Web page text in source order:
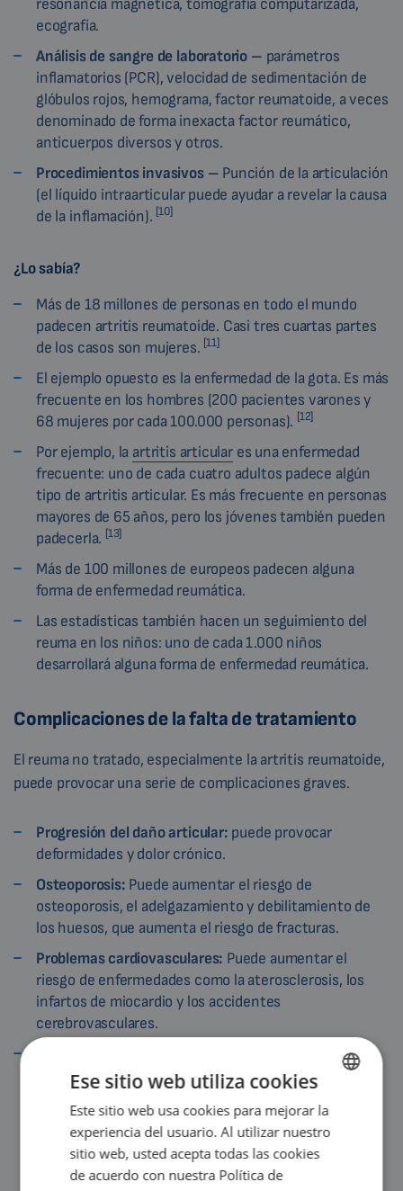
resonancia magnética, tomografía computarizada,
ecografía.
Análisis de sangre de laboratorio – parámetros
inflamatorios (PCR), velocidad de sedimentación de
glóbulos rojos, hemograma, factor reumatoide, a veces
denominado de forma inexacta factor reumático,
anticuerpos diversos y otros.
Procedimientos invasivos – Punción de la articulación
(el líquido intraarticular puede ayudar a revelar la causa
de la inflamación). [10]
¿Lo sabía?
Más de 18 millones de personas en todo el mundo
padecen artritis reumatoide. Casi tres cuartas partes
de los casos son mujeres. [11]
El ejemplo opuesto es la enfermedad de la gota. Es más
frecuente en los hombres (200 pacientes varones y
68 mujeres por cada 100.000 personas). [12]
Por ejemplo, la artritis articulares una enfermedad
frecuente: uno de cada cuatro adultos padece algún
tipo de artritis articular. Es más frecuente en personas
mayores de 65 años, pero los jóvenes también pueden
padecerla. [13]
Más de 100 millones de europeos padecen alguna
forma de enfermedad reumática.
Las estadísticas también hacen un seguimiento del
reuma en los niños: uno de cada 1.000 niños
desarrollará alguna forma de enfermedad reumática.
Complicaciones de la falta de tratamiento
El reuma no tratado, especialmente la artritis reumatoide,
puede provocar una serie de complicaciones graves.
Progresión del daño articular: puede provocar
deformidades y dolor crónico.
Osteoporosis: Puede aumentar el riesgo de
osteoporosis, el adelgazamiento y debilitamiento de
los huesos, que aumenta el riesgo de fracturas.
Problemas cardiovasculares: Puede aumentar el
riesgo de enfermedades como la aterosclerosis, los
infartos de miocardio y los accidentes
cerebrovasculares.
la inflamación de la muñeca puede
provocar el síndrome del túnel carpiano.
ENGLISH
DUTCH
GERMAN
Ese sitio web utiliza cookies
Este sitio web usa cookies para mejorar la
experiencia del usuario. Al utilizar nuestro
sitio web, usted acepta todas las cookies
de acuerdo con nuestra Política de